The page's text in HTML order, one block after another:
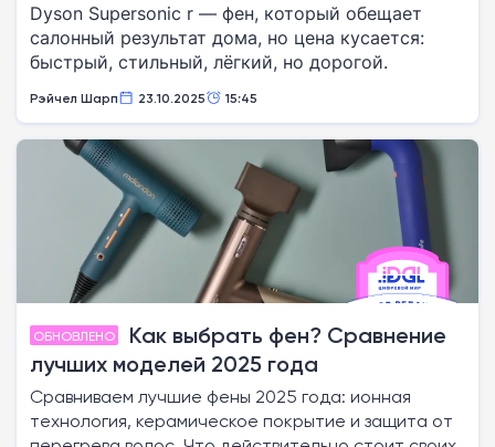
Dyson Supersonic r — фен, который обещает
салонный результат дома, но цена кусается:
быстрый, стильный, лёгкий, но дорогой.
Рэйчел Шарп 23.10.2025 15:45
ОБНОВЛЕНО
Как выбрать фен? Сравнение
лучших моделей 2025 года
Сравниваем лучшие фены 2025 года: ионная
технология, керамическое покрытие и защита от